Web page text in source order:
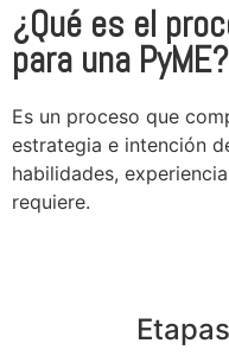
¿Qué es el
para una PyME?
Es un proceso que
estrategia e intención
habilidades,
requiere.